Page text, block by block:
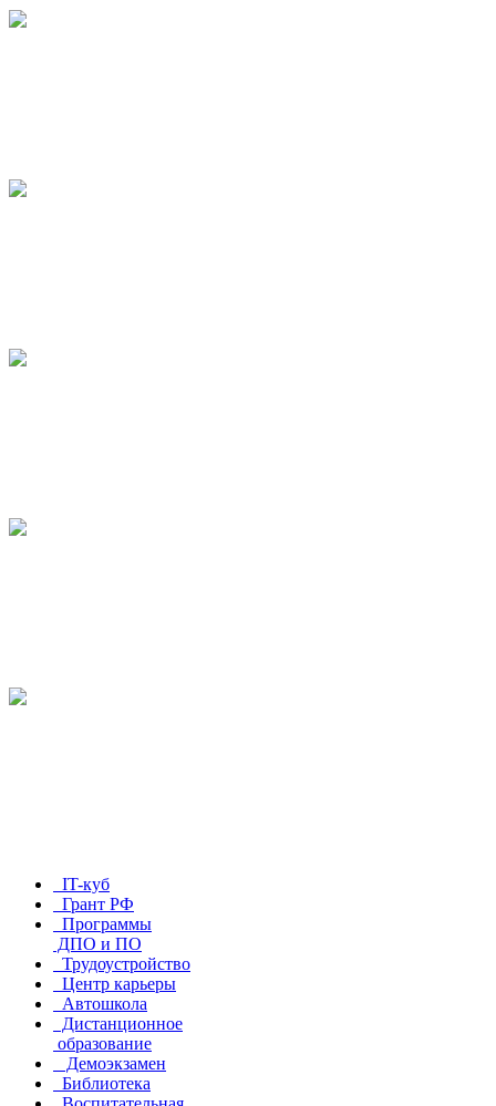
IT-куб
Грант РФ
Программы
ДПО и ПО
Трудоустройство
Центр карьеры
Автошкола
Дистанционное
образование
Демоэкзамен
Библиотека